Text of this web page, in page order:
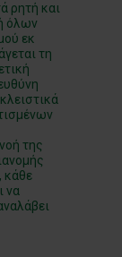
ρητή και
όλων
εκ
τη
της
κάθε
να